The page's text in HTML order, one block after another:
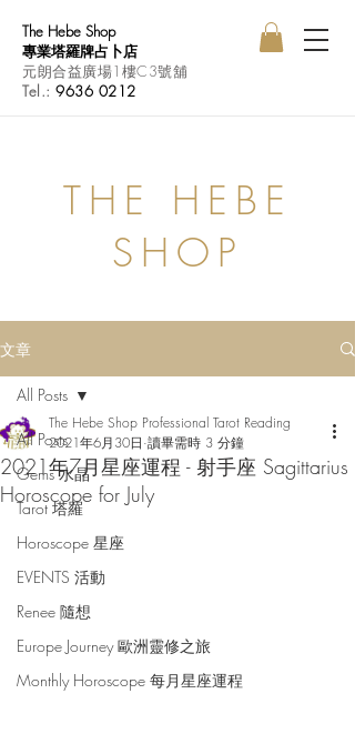
The Hebe Shop
專業塔羅牌占卜店
元朗合益廣場1樓C3號舖
Tel.:9636 0212
THE HEBE
SHOP
文章
All Posts
Gems 水晶
Tarot 塔羅
Horoscope 星座
EVENTS 活動
Renee 隨想
Europe Journey 歐洲靈修之旅
Monthly Horoscope 每月星座運程
All Posts
2021年7月星座運程 - 射手座 Sagittarius
Horoscope for July
The Hebe Shop Professional Tarot Reading
2021年6月30日 讀畢需時 3 分鐘